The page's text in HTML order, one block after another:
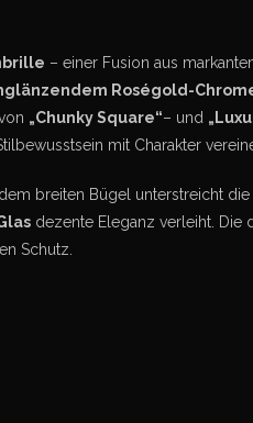
– einer Fusion aus
Roségold-
„Chunky Square“– und
mit Charakter
breiten Bügel unterstreicht die
dezente Eleganz verleiht. Die
Schutz.